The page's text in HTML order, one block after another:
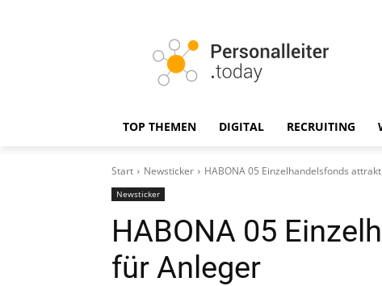
TOP THEMEN DIGITAL RECRUITING
Start Newsticker HABONA 05 Einzelhandelsfonds
Newsticker
HABONA 05
für Anleger